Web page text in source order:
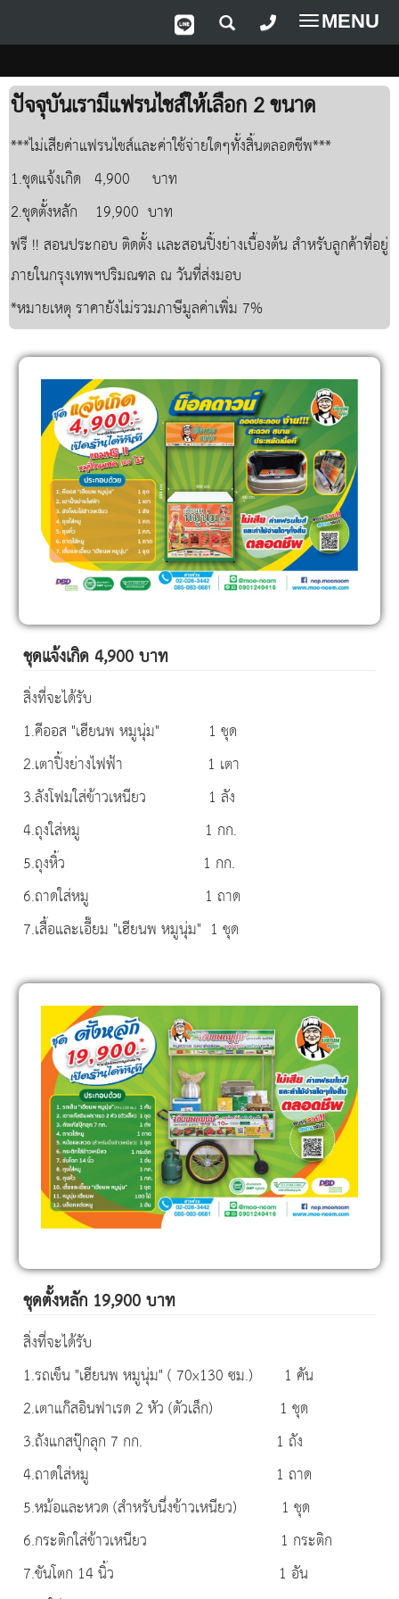
Toggle
MENU
ปัจจุบันเรามีแฟรนไชส์ให้เลือก 2 ขนาด
***ไม่เสียค่าแฟรนไชส์และค่าใช้จ่ายใดๆทั้งสิ้นตลอดชีพ***
1.ชุดแจ้งเกิด 4,900 บาท
2.ชุดตั้งหลัก 19,900 บาท
ฟรี !! สอนประกอบ ติดตั้ง เเละสอนปิ้งย่างเบื้องต้น สำหรับลูกค้าที่อยู่
ภายในกรุงเทพฯปริมณฑล ณ วันที่ส่งมอบ
*หมายเหตุ ราคายังไม่รวมภาษีมูลค่าเพิ่ม 7%
ชุดแจ้งเกิด 4,900 บาท
สิ่งที่จะได้รับ
1.คีออส "เฮียนพ หมูนุ่ม" 1 ชุด
2.เตาปิ้งย่างไฟฟ้า 1 เตา
3.ลังโฟมใส่ข้าวเหนียว 1 ลัง
4.ถุงใส่หมู 1 กก.
5.ถุงหิ้ว 1 กก.
6.ถาดใส่หมู 1 ถาด
7.เสื้อและเอี๊ยม "เฮียนพ หมูนุ่ม" 1 ชุด
ชุดตั้งหลัก 19,900 บาท
สิ่งที่จะได้รับ
1.รถเข็น "เฮียนพ หมูนุ่ม" ( 70x130 ซม.) 1 คัน
2.เตาแก๊สอินฟาเรด 2 หัว (ตัวเล็ก) 1 ชุด
3.ถังแกสปุ๊กลุก 7 กก. 1 ถัง
4.ถาดใส่หมู 1 ถาด
5.หม้อและหวด (สำหรับนึ่งข้าวเหนียว) 1 ชุด
6.กระติกใส่ข้าวเหนียว 1 กระติก
7.ขันโตก 14 นิ้ว 1 อัน